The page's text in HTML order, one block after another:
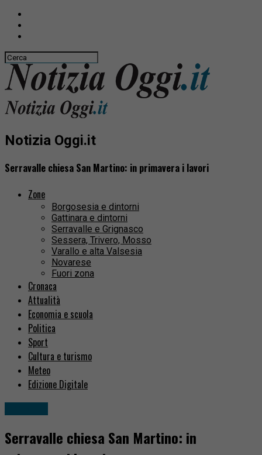
Notizia Oggi.it
Serravalle chiesa San Martino: in primavera i lavori
Zone
Borgosesia e dintorni
Gattinara e dintorni
Serravalle e Grignasco
Sessera, Trivero, Mosso
Varallo e alta Valsesia
Novarese
Fuori zona
Cronaca
Attualità
Economia e scuola
Politica
Sport
Cultura e turismo
Meteo
Edizione Digitale
Serravalle chiesa San Martino: in